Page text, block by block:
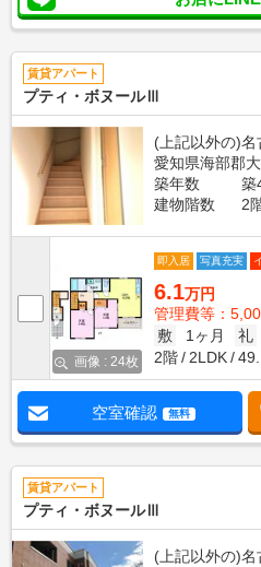
賃貸アパート
プティ・ボヌールⅢ
(上記以外の)
愛知県海部郡
築年数
築
建物階数
2
画像 : 24枚
即入居 写真充実
6.1万円
管理費等：
敷
1ヶ月 礼
2階
2LDK
空室確認 無料
賃貸アパート
プティ・ボヌールⅢ
(上記以外の)